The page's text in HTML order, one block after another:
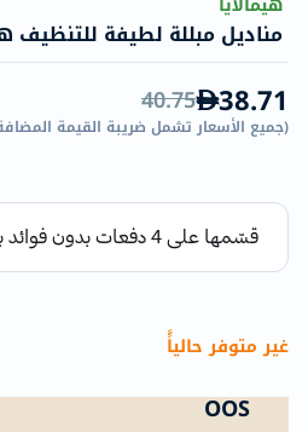
مناديل مبللة لطيفة للتنظيف هيمالايا
38.71
40.75
(جميع الأسعار تشمل ضريبة القيمة
غير متوفر حالياًً
OOS